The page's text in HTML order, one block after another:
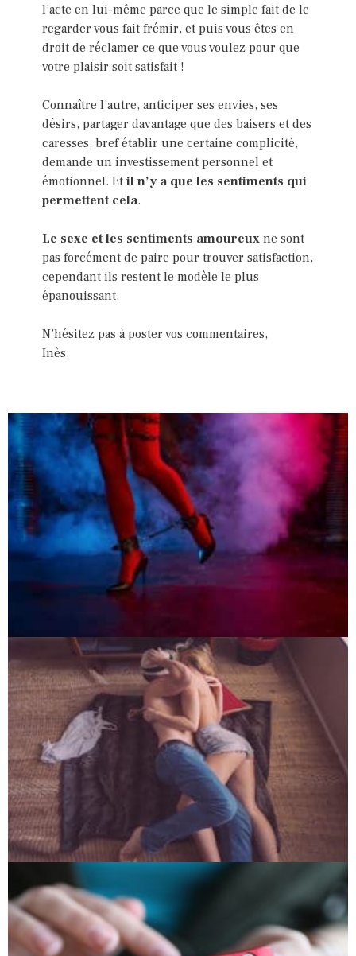
l’acte en lui-même parce que le simple fait de le
regarder vous fait frémir, et puis vous êtes en
droit de réclamer ce que vous voulez pour que
votre plaisir soit satisfait !
Connaître l’autre, anticiper ses envies, ses
désirs, partager davantage que des baisers et des
caresses, bref établir une certaine complicité,
demande un investissement personnel et
émotionnel. Etil n’y a que les sentiments qui
permettent cela.
Le sexe et les sentiments amoureuxne sont
pas forcément de paire pour trouver satisfaction,
cependant ils restent le modèle le plus
épanouissant.
N’hésitez pas à poster vos commentaires,
Inès.